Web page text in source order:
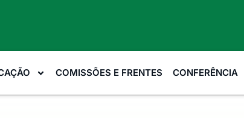
COMISSÕES E FRENTES CONFERÊNCIA